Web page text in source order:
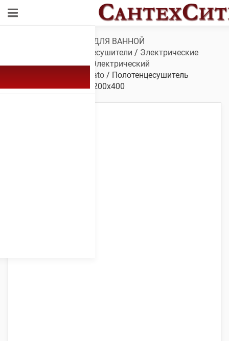
САНТЕХНИКА ДЛЯ ВАННОЙ
Полотенцесушители / Электрические
полотенцесушители/ Электрический
полотенцесушитель Erato / Полотенцесушитель
электрический Erato 1200х400